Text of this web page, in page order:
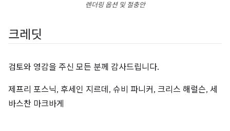
렌더링 옵션 및 절충안
크레딧
검토와 영감을 주신 모든 분께 감사드립니다.
제프리 포스닉, 후세인 지르데, 슈비 파니커, 크리스 해럴슨, 세
바스찬 마크바게